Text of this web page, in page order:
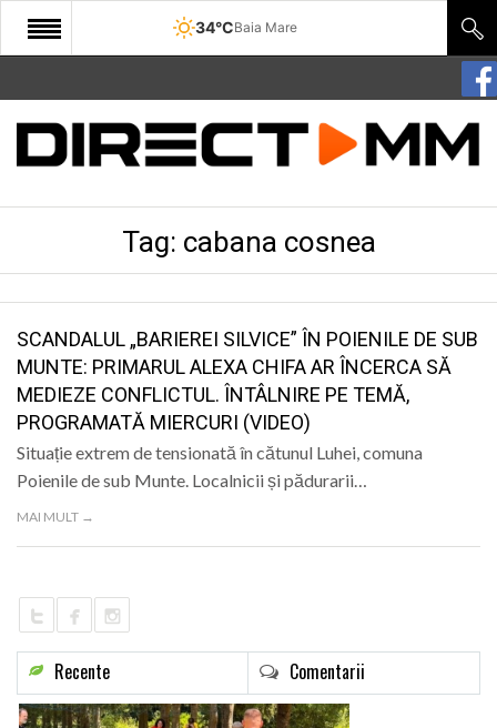
34°CBaia Mare
START
COMUNITATE
SANATATE
SPORT
SPECIAL
POLITIC
LIFE
Tag: cabana cosnea
SCANDALUL „BARIEREI SILVICE” ÎN POIENILE DE SUB
MUNTE: PRIMARUL ALEXA CHIFA AR ÎNCERCA SĂ
MEDIEZE CONFLICTUL. ÎNTÂLNIRE PE TEMĂ,
PROGRAMATĂ MIERCURI (VIDEO)
Situație extrem de tensionată în cătunul Luhei, comuna
Poienile de sub Munte. Localnicii și pădurarii…
MAI MULT →
Recente Comentarii